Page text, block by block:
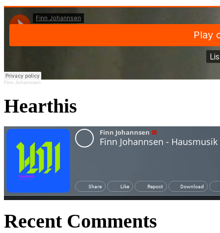
Finn Johannsen
Hearthis
Recent Comments